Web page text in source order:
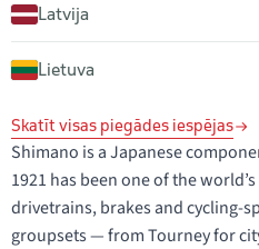
Latvija
Lietuva
Skatīt visas piegādes iespējas
Shimano is a Japanese
1921 has been one of the
drivetrains, brakes and cycling-
groupsets — from Tourney for